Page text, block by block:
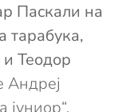
Паскали на
тарабука,
и Теодор
Андреј